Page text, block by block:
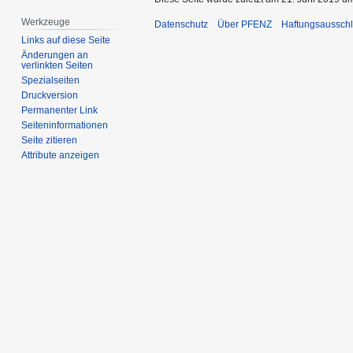
Werkzeuge
Links auf diese Seite
Änderungen an
verlinkten Seiten
Spezialseiten
Druckversion
Permanenter Link
Seiten­­informationen
Seite zitieren
Attribute anzeigen
Datenschutz Über PFENZ